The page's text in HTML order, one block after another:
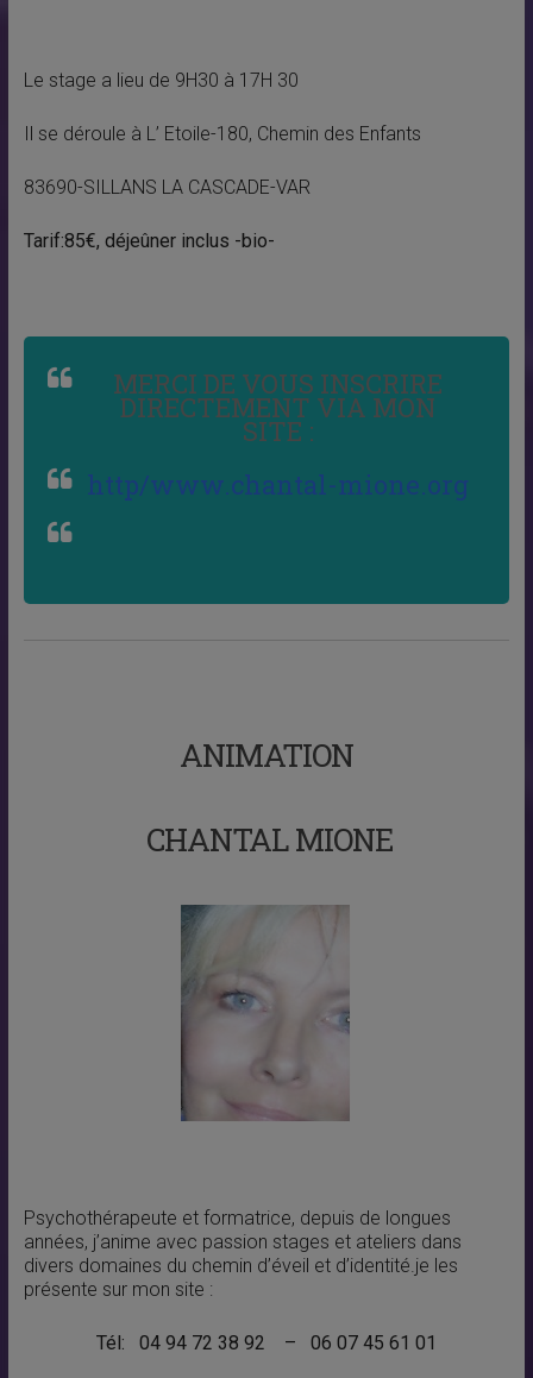
Le stage a lieu de 9H30 à 17H 30
Il se déroule à L’ Etoile-180, Chemin des Enfants
83690-SILLANS LA CASCADE-VAR
Tarif:85€, déjeûner inclus -bio-
MERCI DE VOUS INSCRIRE
DIRECTEMENT VIA MON
SITE :
http/www.chantal-mione.org
ANIMATION
CHANTAL MIONE
Psychothérapeute et formatrice, depuis de longues
années, j’anime avec passion stages et ateliers dans
divers domaines du chemin d’éveil et d’identité.je les
présente sur mon site :
Tél: 04 94 72 38 92 – 06 07 45 61 01